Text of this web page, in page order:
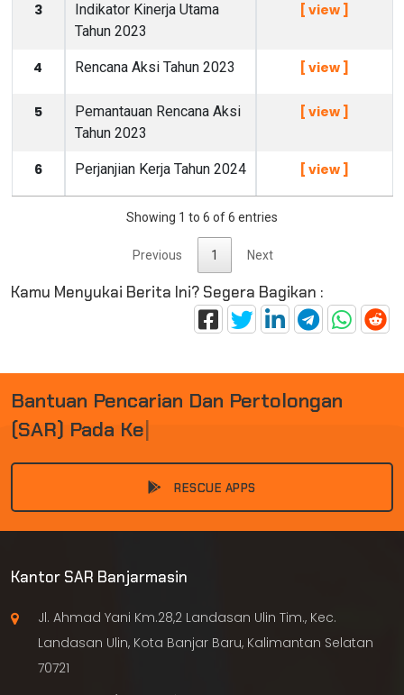
3
Indikator Kinerja Utama
Tahun 2023
[ view ]
4 Rencana Aksi Tahun 2023 [ view ]
5
Pemantauan Rencana Aksi
Tahun 2023
[ view ]
6 Perjanjian Kerja Tahun 2024 [ view ]
Showing 1 to 6 of 6 entries
Previous 1 Next
Kamu Menyukai Berita Ini? Segera Bagikan :
BANTUAN PENCARIAN DAN PERTOLONGAN
(SAR) PADA KE
RESCUE APPS
Kantor SAR Banjarmasin
Jl. Ahmad Yani Km.28,2 Landasan Ulin Tim., Kec.
Landasan Ulin, Kota Banjar Baru, Kalimantan Selatan
70721